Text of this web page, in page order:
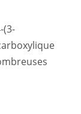
(3-